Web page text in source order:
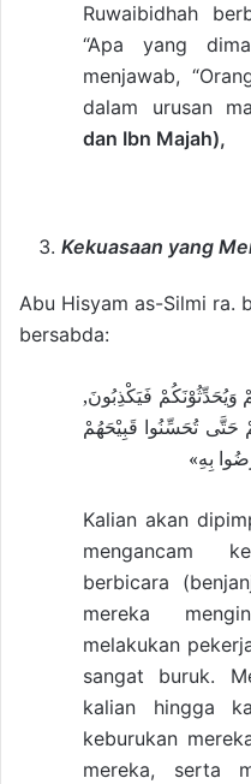
Ruwaibidhah
“Apa yang
menjawab,
dalam urusan
dan Ibn Majah),
Kekuasaan yang
Abu Hisyam as-Silmi ra.
bersabda:
وَيُحَدِّثُوْنَكُمْ فَيَكْذِبُونَ,
حَتَّى تُحَسِّنُوا قَبِيْحَهُمْ
بِهِ»
Kalian akan
mengancam
berbicara
mereka
melakukan
sangat buruk.
kalian hingga
keburukan
mereka, serta